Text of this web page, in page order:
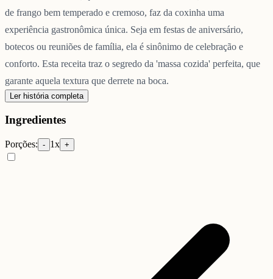
de frango bem temperado e cremoso, faz da coxinha uma
experiência gastronômica única. Seja em festas de aniversário,
botecos ou reuniões de família, ela é sinônimo de celebração e
conforto. Esta receita traz o segredo da 'massa cozida' perfeita, que
garante aquela textura que derrete na boca.
Ler história completa
Ingredientes
Porções: - 1x +